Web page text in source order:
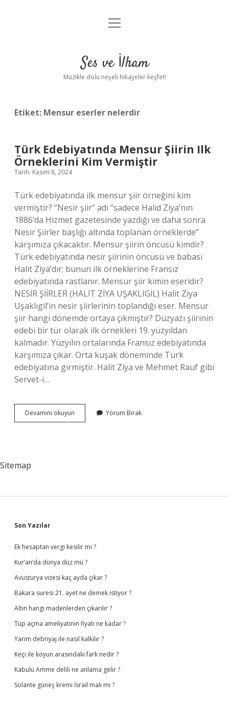
Anasayfa
Yasal Uyarı
menüyü
Ses ve İlham
Müzikle dolu neşeli hikayeler keşfet!
Etiket: Mensur eserler nelerdir
Türk Edebiyatında Mensur Şiirin Ilk
Örneklerini Kim Vermiştir
Tarih: Kasım 8, 2024
Türk edebiyatında ilk mensur şiir örneğini kim
vermiştir? “Nesir şiir” adı “sadece Halid Ziya’nın
1886’da Hizmet gazetesinde yazdığı ve daha sonra
Nesir Şiirler başlığı altında toplanan örneklerde”
karşımıza çıkacaktır. Mensur şiirin öncüsü kimdir?
Türk edebiyatında nesir şiirinin öncüsü ve babası
Halit Ziya’dır; bunun ilk örneklerine Fransız
edebiyatında rastlanır. Mensur şiir kimin eseridir?
NESİR ŞİİRLER (HALİT ZİYA UŞAKLIGİL) Halit Ziya
Uşaklıgil’in nesir şiirlerinin toplandığı eser. Mensur
şiir hangi dönemde ortaya çıkmıştır? Düzyazı şiirinin
edebi bir tür olarak ilk örnekleri 19. yüzyıldan
kalmadır. Yüzyılın ortalarında Fransız edebiyatında
karşımıza çıkar. Orta kuşak döneminde Türk
edebiyatına girmiştir. Halit Ziya ve Mehmet Rauf gibi
Servet-i…
Devamını okuyun
Edebiyatında
Yorum Bırak
Sitemap
Sidebar
Son Yazılar
Ek hesaptan vergi kesilir mi ?
Kur’an’da dünya düz mü ?
Avusturya vizesi kaç ayda çıkar ?
Bakara suresi 21. ayet ne demek istiyor ?
Altın hangi madenlerden çıkarılır ?
Tüp açma ameliyatının fiyatı ne kadar ?
Yarım debriyaj ile nasıl kalkılır ?
Keçi ile koyun arasındaki fark nedir ?
Kabulü Amme delili ne anlama gelir ?
Solante güneş kremi İsrail malı mı ?